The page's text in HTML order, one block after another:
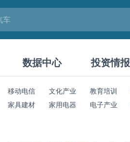
数据中心 投资情报
移动电信 文化产业 教育培训
家具建材 家用电器 电子产业